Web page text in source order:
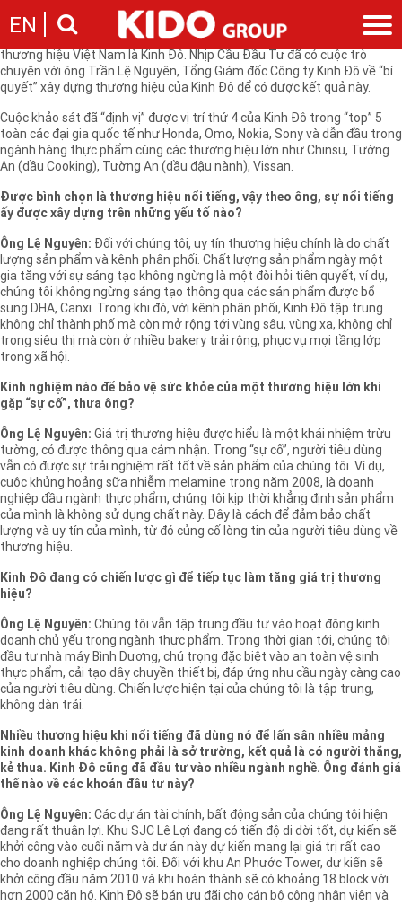
EN
Giới thiệu
Chặng đường
Cam kết của KIDO
Nhà sáng lập
Ngành hàng
Ngành dầu
Ngành gia vị
Tin tức
Tin tức & sự kiện
Thông cáo báo chí của tập đoàn
Thông điệp
Báo cáo
Thông tin cổ phần
Các công ty thành viên
Liên hệ
Liên hệ
Nghề nghiệp
Giới thiệu
Nhu cầu tuyển dụng
Trung tuần tháng 8, VCCI và Công ty nghiên cứu thị trường The Nielsen
Vietnam công bố danh sách “500 thương hiệu nổi tiếng nhất Việt
Nam”. Trong đó, ở “top 5” là 4 thương hiệu nước ngoài, duy nhất có một
thương hiệu Việt Nam là Kinh Đô. Nhịp Cầu Đầu Tư đã có cuộc trò
chuyện với ông Trần Lệ Nguyên, Tổng Giám đốc Công ty Kinh Đô về “bí
quyết” xây dựng thương hiệu của Kinh Đô để có được kết quả này.
Cuộc khảo sát đã “định vị” được vị trí thứ 4 của Kinh Đô trong “top” 5
toàn các đại gia quốc tế như Honda, Omo, Nokia, Sony và dẫn đầu trong
ngành hàng thực phẩm cùng các thương hiệu lớn như Chinsu, Tường
An (dầu Cooking), Tường An (dầu đậu nành), Vissan.
Được bình chọn là thương hiệu nổi tiếng, vậy theo ông, sự nổi tiếng
ấy được xây dựng trên những yếu tố nào?
Ông Lệ Nguyên: Đối với chúng tôi, uy tín thương hiệu chính là do chất
lượng sản phẩm và kênh phân phối. Chất lượng sản phẩm ngày một
gia tăng với sự sáng tạo không ngừng là một đòi hỏi tiên quyết, ví dụ,
chúng tôi không ngừng sáng tạo thông qua các sản phẩm được bổ
sung DHA, Canxi. Trong khi đó, với kênh phân phối, Kinh Đô tập trung
không chỉ thành phố mà còn mở rộng tới vùng sâu, vùng xa, không chỉ
trong siêu thị mà còn ở nhiều bakery trải rộng, phục vụ mọi tầng lớp
trong xã hội.
Kinh nghiệm nào để bảo vệ sức khỏe của một thương hiệu lớn khi
gặp “sự cố”, thưa ông?
Ông Lệ Nguyên: Giá trị thương hiệu được hiểu là một khái nhiệm trừu
tường, có được thông qua cảm nhận. Trong “sự cố”, người tiêu dùng
vẫn có được sự trải nghiệm rất tốt về sản phẩm của chúng tôi. Ví dụ,
cuộc khủng hoảng sữa nhiễm melamine trong năm 2008, là doanh
nghiệp đầu ngành thực phẩm, chúng tôi kịp thời khẳng định sản phẩm
của mình là không sử dụng chất này. Đây là cách để đảm bảo chất
lượng và uy tín của mình, từ đó củng cố lòng tin của người tiêu dùng về
thương hiệu.
Kinh Đô đang có chiến lược gì để tiếp tục làm tăng giá trị thương
hiệu?
Ông Lệ Nguyên: Chúng tôi vẫn tập trung đầu tư vào hoạt động kinh
doanh chủ yếu trong ngành thực phẩm. Trong thời gian tới, chúng tôi
đầu tư nhà máy Bình Dương, chú trọng đặc biệt vào an toàn vệ sinh
thực phẩm, cải tạo dây chuyền thiết bị, đáp ứng nhu cầu ngày càng cao
của người tiêu dùng. Chiến lược hiện tại của chúng tôi là tập trung,
không dàn trải.
Nhiều thương hiệu khi nổi tiếng đã dùng nó để lấn sân nhiều mảng
kinh doanh khác không phải là sở trường, kết quả là có người thắng,
kẻ thua. Kinh Đô cũng đã đầu tư vào nhiều ngành nghề. Ông đánh giá
thế nào về các khoản đầu tư này?
Ông Lệ Nguyên: Các dự án tài chính, bất động sản của chúng tôi hiện
đang rất thuận lợi. Khu SJC Lê Lợi đang có tiến độ di dời tốt, dự kiến sẽ
khởi công vào cuối năm và dự án này dự kiến mang lại giá trị rất cao
cho doanh nghiệp chúng tôi. Đối với khu An Phước Tower, dự kiến sẽ
khởi công đầu năm 2010 và khi hoàn thành sẽ có khoảng 18 block với
hơn 2000 căn hộ. Kinh Đô sẽ bán ưu đãi cho cán bộ công nhân viên và